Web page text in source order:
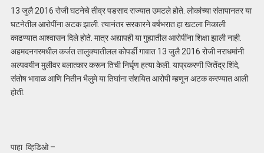
13 जुलै 2016 रोजी घटनेचे तीव्र पडसाद राज्यात उमटले होते. लोकांच्या संतापानतर या
घटनेतील आरोपींना अटक झाली. त्यानंतर सरकारने वर्षभरात हा खटला निकाली
काढण्यात आश्वासन दिले होते. मात्र अद्यापही या गुह्यातील आरोपींना शिक्षा झाली नाही.
अहमदनगरमधील कर्जत तालुक्यातीलल कोपर्डी गावात 13 जुलै 2016 रोजी नराधमांनी
अल्पवयीन मुलीवर बलात्कार करून तिची निर्घृण हत्या केली. याप्रकरणी जितेंद्र शिंदे,
संतोष भावाळ आणि नितीन भैलुमे या तिघांना संशयित आरोपी म्हणून अटक करण्यात आली
होती.
पाहा व्हिडिओ –